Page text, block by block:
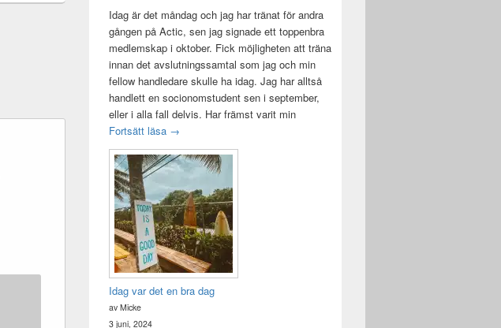
Idag är det måndag och jag har tränat för andra
gången på Actic, sen jag signade ett toppenbra
medlemskap i oktober. Fick möjligheten att träna
innan det avslutningssamtal som jag och min
fellow handledare skulle ha idag. Jag har alltså
handlett en socionomstudent sen i september,
eller i alla fall delvis. Har främst varit min
Fortsätt läsa Att vara handledare åt en student
→
Idag var det en bra dag
av Micke
3 juni, 2024